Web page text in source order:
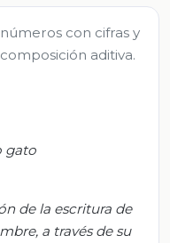
con cifras y
aditiva.
gato
de la escritura de
a través de su